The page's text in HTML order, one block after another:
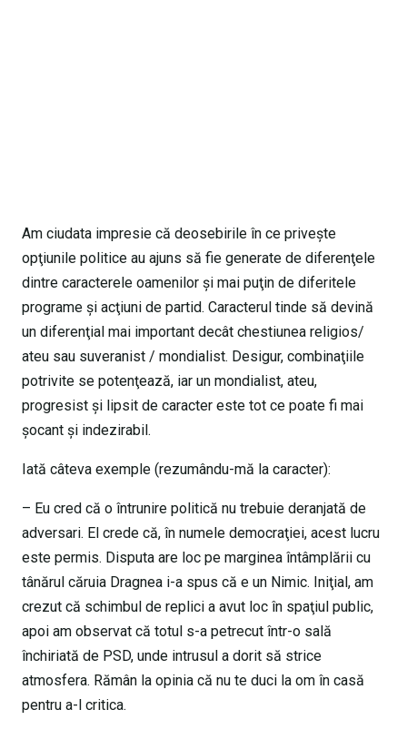
Am ciudata impresie că deosebirile în ce priveşte
opţiunile politice au ajuns să fie generate de diferenţele
dintre caracterele oamenilor şi mai puţin de diferitele
programe şi acţiuni de partid. Caracterul tinde să devină
un diferenţial mai important decât chestiunea religios/
ateu sau suveranist / mondialist. Desigur, combinaţiile
potrivite se potenţează, iar un mondialist, ateu,
progresist şi lipsit de caracter este tot ce poate fi mai
şocant şi indezirabil.
Iată câteva exemple (rezumându-mă la caracter):
– Eu cred că o întrunire politică nu trebuie deranjată de
adversari. El crede că, în numele democraţiei, acest lucru
este permis. Disputa are loc pe marginea întâmplării cu
tânărul căruia Dragnea i-a spus că e un Nimic. Iniţial, am
crezut că schimbul de replici a avut loc în spaţiul public,
apoi am observat că totul s-a petrecut într-o sală
închiriată de PSD, unde intrusul a dorit să strice
atmosfera. Rămân la opinia că nu te duci la om în casă
pentru a-l critica.